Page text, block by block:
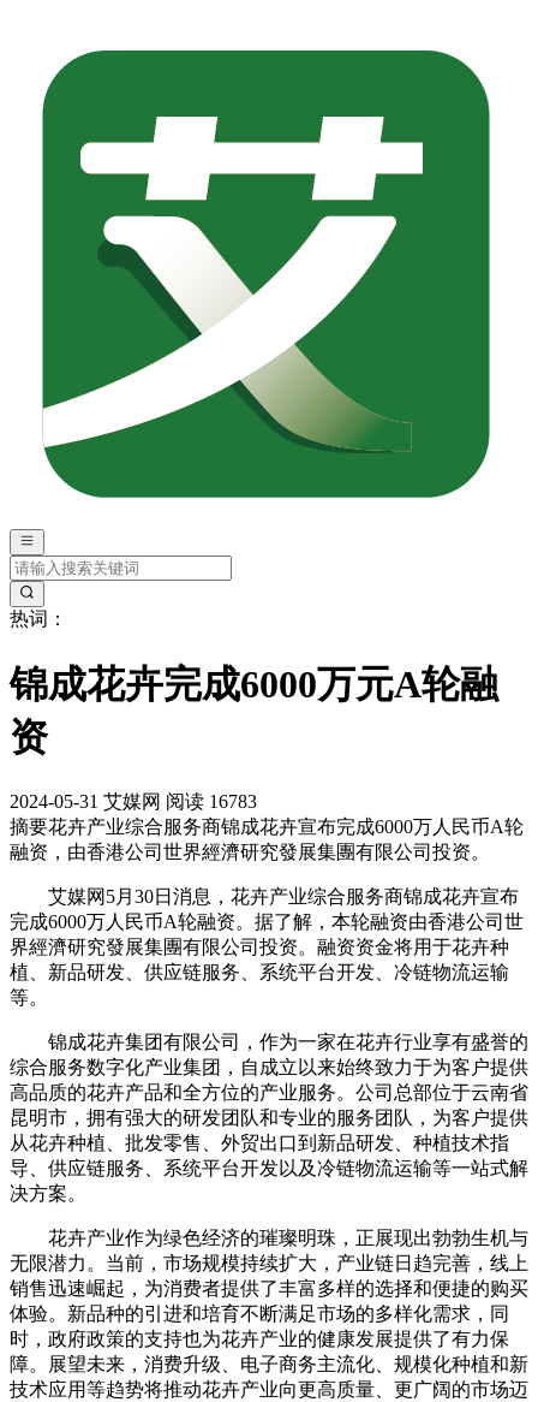
热词：
锦成花卉完成6000万元A轮融
资
2024-05-31 艾媒网 阅读 16783
摘要花卉产业综合服务商锦成花卉宣布完成6000万人民币A轮
融资，由香港公司世界經濟研究發展集團有限公司投资。
艾媒网5月30日消息，花卉产业综合服务商锦成花卉宣布
完成6000万人民币A轮融资。据了解，本轮融资由香港公司世
界經濟研究發展集團有限公司投资。融资资金将用于花卉种
植、新品研发、供应链服务、系统平台开发、冷链物流运输
等。
锦成花卉集团有限公司，作为一家在花卉行业享有盛誉的
综合服务数字化产业集团，自成立以来始终致力于为客户提供
高品质的花卉产品和全方位的产业服务。公司总部位于云南省
昆明市，拥有强大的研发团队和专业的服务团队，为客户提供
从花卉种植、批发零售、外贸出口到新品研发、种植技术指
导、供应链服务、系统平台开发以及冷链物流运输等一站式解
决方案。
花卉产业作为绿色经济的璀璨明珠，正展现出勃勃生机与
无限潜力。当前，市场规模持续扩大，产业链日趋完善，线上
销售迅速崛起，为消费者提供了丰富多样的选择和便捷的购买
体验。新品种的引进和培育不断满足市场的多样化需求，同
时，政府政策的支持也为花卉产业的健康发展提供了有力保
障。展望未来，消费升级、电子商务主流化、规模化种植和新
技术应用等趋势将推动花卉产业向更高质量、更广阔的市场迈